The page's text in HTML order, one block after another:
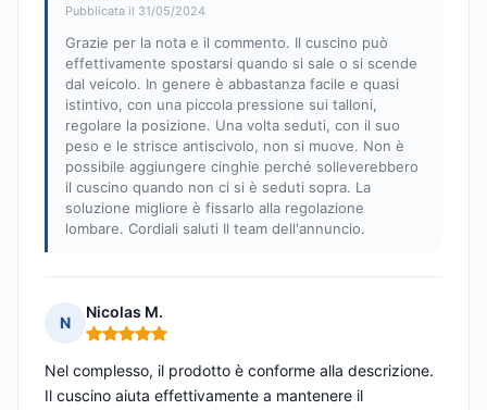
Pubblicata il 31/05/2024
Grazie per la nota e il commento. Il cuscino può
effettivamente spostarsi quando si sale o si scende
dal veicolo. In genere è abbastanza facile e quasi
istintivo, con una piccola pressione sui talloni,
regolare la posizione. Una volta seduti, con il suo
peso e le strisce antiscivolo, non si muove. Non è
possibile aggiungere cinghie perché solleverebbero
il cuscino quando non ci si è seduti sopra. La
soluzione migliore è fissarlo alla regolazione
lombare. Cordiali saluti Il team dell'annuncio.
N
Nicolas M.
Nota: 5 su 5
Nel complesso, il prodotto è conforme alla descrizione.
Il cuscino aiuta effettivamente a mantenere il